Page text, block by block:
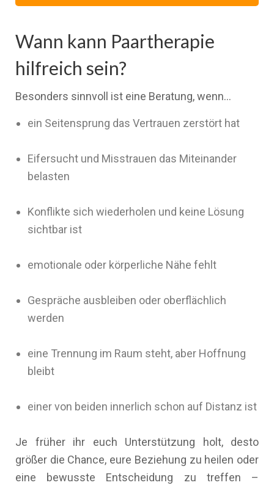
Wann kann Paartherapie
hilfreich sein?
Besonders sinnvoll ist eine Beratung, wenn…
ein Seitensprung das Vertrauen zerstört hat
Eifersucht und Misstrauen das Miteinander
belasten
Konflikte sich wiederholen und keine Lösung
sichtbar ist
emotionale oder körperliche Nähe fehlt
Gespräche ausbleiben oder oberflächlich
werden
eine Trennung im Raum steht, aber Hoffnung
bleibt
einer von beiden innerlich schon auf Distanz ist
Je früher ihr euch Unterstützung holt, desto
größer die Chance, eure Beziehung zu heilen oder
eine bewusste Entscheidung zu treffen –